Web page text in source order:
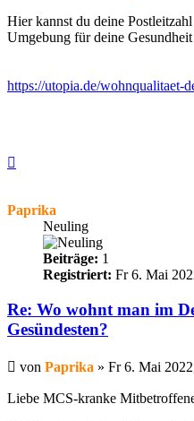
Hier kannst du deine
Umgebung für deine
https://utopia.de/wohnqualitaet-
Paprika
Neuling
Beiträge: 1
Registriert: Fr 6. Mai
Re: Wo wohnt man im
Gesündesten?
Beitrag
von Paprika » Fr 6. Mai
Liebe MCS-kranke